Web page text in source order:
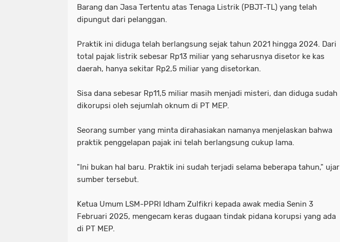
Barang dan Jasa Tertentu atas Tenaga Listrik (PBJT-TL) yang telah
dipungut dari pelanggan.
Praktik ini diduga telah berlangsung sejak tahun 2021 hingga 2024. Dari
total pajak listrik sebesar Rp13 miliar yang seharusnya disetor ke kas
daerah, hanya sekitar Rp2,5 miliar yang disetorkan.
Sisa dana sebesar Rp11,5 miliar masih menjadi misteri, dan diduga sudah
dikorupsi oleh sejumlah oknum di PT MEP.
Seorang sumber yang minta dirahasiakan namanya menjelaskan bahwa
praktik penggelapan pajak ini telah berlangsung cukup lama.
"Ini bukan hal baru. Praktik ini sudah terjadi selama beberapa tahun," ujar
sumber tersebut.
Ketua Umum LSM-PPRI Idham Zulfikri kepada awak media Senin 3
Februari 2025, mengecam keras dugaan tindak pidana korupsi yang ada
di PT MEP.